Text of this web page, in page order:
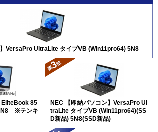
VersaPro UltraLite タイプVB (Win11pro64) 5N8
EliteBook 85
※テンキ
NEC 【即納パソコン】VersaPro Ul
traLite タイプVB (Win11pro64)(SS
D新品) 5N8(SSD新品)